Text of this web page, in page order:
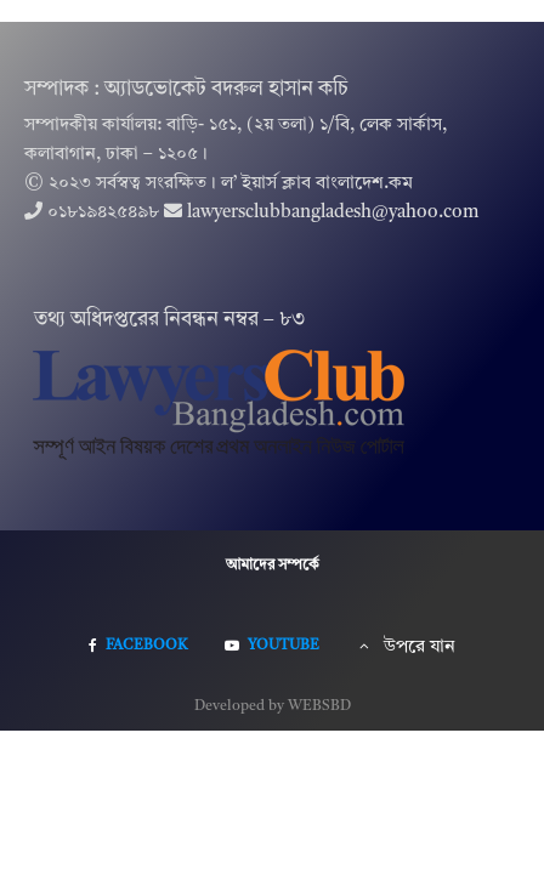
সম্পাদক : অ্যাডভোকেট বদরুল হাসান কচি
সম্পাদকীয় কার্যালয়: বাড়ি- ১৫১, (২য় তলা) ১/বি, লেক সার্কাস,
কলাবাগান, ঢাকা – ১২০৫।
© ২০২৩ সর্বস্বত্ব সংরক্ষিত । ল’ ইয়ার্স ক্লাব বাংলাদেশ.কম
০১৮১৯৪২৫৪৯৮
lawyersclubbangladesh@yahoo.com
তথ‌্য অ‌ধিদপ্ত‌রের নিবন্ধন নম্বর – ৮৩
আমাদের সম্পর্কে
FACEBOOK YOUTUBE উপরে যান
Developed by WEBSBD